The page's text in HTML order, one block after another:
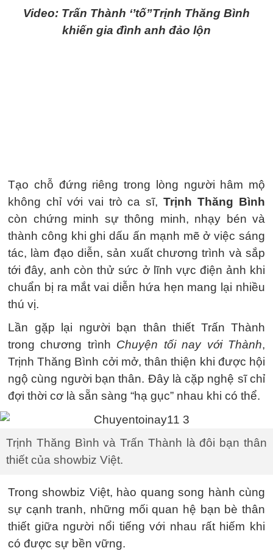
Video: Trấn Thành ‘’tố”Trịnh Thăng Bình
khiến gia đình anh đảo lộn
Tạo chỗ đứng riêng trong lòng người hâm mộ
không chỉ với vai trò ca sĩ, Trịnh Thăng Bình
còn chứng minh sự thông minh, nhạy bén và
thành công khi ghi dấu ấn mạnh mẽ ở việc sáng
tác, làm đạo diễn, sản xuất chương trình và sắp
tới đây, anh còn thử sức ở lĩnh vực điện ảnh khi
chuẩn bị ra mắt vai diễn hứa hẹn mang lại nhiều
thú vị.
Lần gặp lại người bạn thân thiết Trấn Thành
trong chương trình Chuyện tối nay với Thành,
Trịnh Thăng Bình cởi mở, thân thiện khi được hội
ngộ cùng người bạn thân. Đây là cặp nghệ sĩ chỉ
đợi thời cơ là sẵn sàng “hạ gục” nhau khi có thể.
Trịnh Thăng Bình và Trấn Thành là đôi bạn thân
thiết của showbiz Việt.
Trong showbiz Việt, hào quang song hành cùng
sự cạnh tranh, những mối quan hệ bạn bè thân
thiết giữa người nổi tiếng với nhau rất hiếm khi
có được sự bền vững.